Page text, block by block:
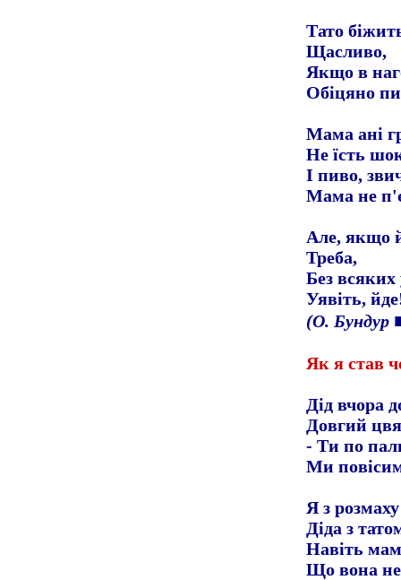
Тато
Щасливо,
Якщо в
Обіцяно
Мама ані
Не їсть
І пиво,
Мама не
Але, якщо
Треба,
Без
Уявіть,
(О. Бундур
Як я став
Дід вчора
Довгий
- Ти по
Ми
Я з
Діда з
Навіть
Що вона не